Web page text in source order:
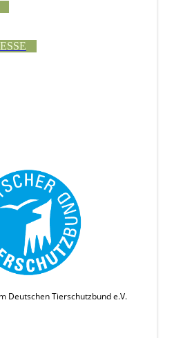
Deutschen Tierschutzbund e.V.